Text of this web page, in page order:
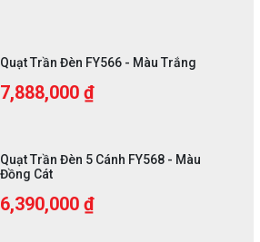
Quạt Trần Đèn FY566 - Màu Trắng
7,888,000 ₫
Quạt Trần Đèn 5 Cánh FY568 - Màu
Đồng Cát
6,390,000 ₫